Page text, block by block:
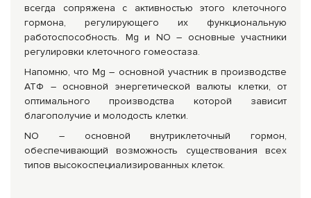
всегда сопряжена с активностью этого клеточного
гормона, регулирующего их функциональную
работоспособность. Mg и NO – основные участники
регулировки клеточного гомеостаза.
Напомню, что Mg – основной участник в производстве
АТФ – основной энергетической валюты клетки, от
оптимального производства которой зависит
благополучие и молодость клетки.
NO – основной внутриклеточный гормон,
обеспечивающий возможность существования всех
типов высокоспециализированных клеток.